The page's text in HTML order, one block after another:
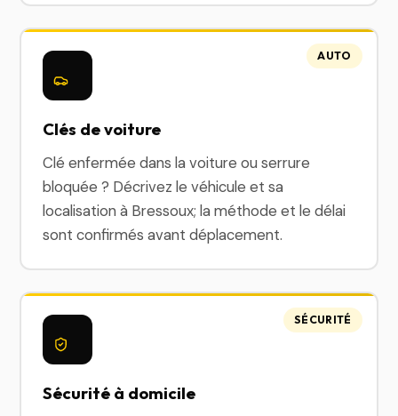
Clés de voiture
Clé enfermée dans la voiture ou serrure
bloquée ? Décrivez le véhicule et sa
localisation à Bressoux; la méthode et le délai
sont confirmés avant déplacement.
AUTO
Sécurité à domicile
SÉCURITÉ